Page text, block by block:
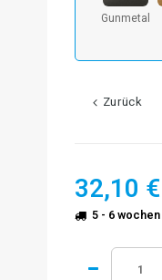
Gunmetal
Zurück
32,10 €
5 - 6 wochen